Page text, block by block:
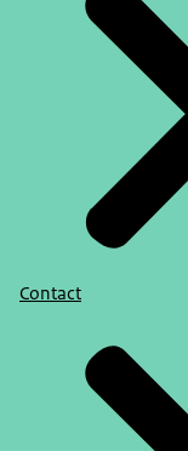
Download
Contact